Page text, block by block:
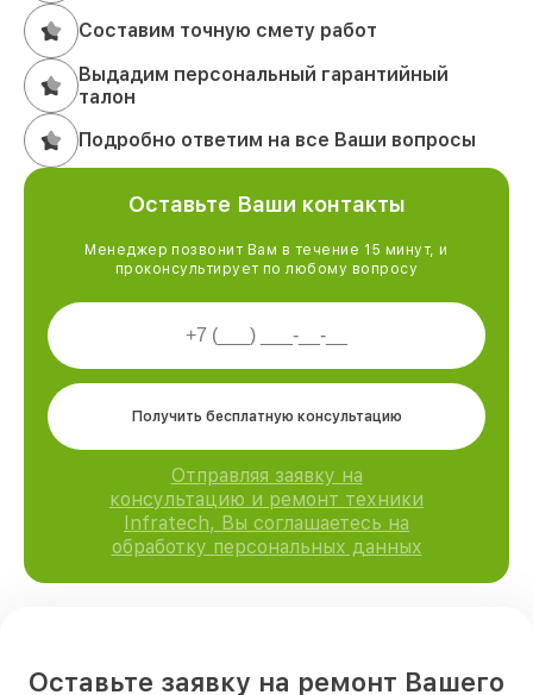
Составим точную смету работ
Выдадим персональный гарантийный
талон
Подробно ответим на все Ваши вопросы
Оставьте Ваши контакты
Менеджер позвонит Вам в течение 15 минут, и
проконсультирует по любому вопросу
Получить бесплатную консультацию
Отправляя заявку на
консультацию и ремонт техники
Infratech, Вы соглашаетесь на
обработку персональных данных
Оставьте заявку на ремонт Вашего